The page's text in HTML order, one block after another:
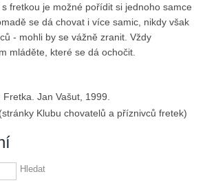
fretkou je možné pořídit si jednoho samce
se dá chovat i více samic, nikdy však
- mohli by se vážně zranit. Vždy
mláděte, které se dá ochočit.
Jan Vašut, 1999.
(stránky Klubu chovatelů a příznivců fretek)
Hledat